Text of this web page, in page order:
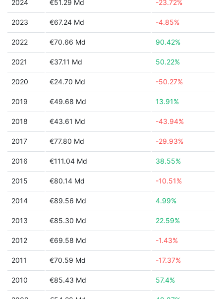
2024 €51.29 Md -23.72%
2023 €67.24 Md -4.85%
2022 €70.66 Md 90.42%
2021 €37.11 Md 50.22%
2020 €24.70 Md -50.27%
2019 €49.68 Md 13.91%
2018 €43.61 Md -43.94%
2017 €77.80 Md -29.93%
2016 €111.04 Md 38.55%
2015 €80.14 Md -10.51%
2014 €89.56 Md 4.99%
2013 €85.30 Md 22.59%
2012 €69.58 Md -1.43%
2011 €70.59 Md -17.37%
2010 €85.43 Md 57.4%